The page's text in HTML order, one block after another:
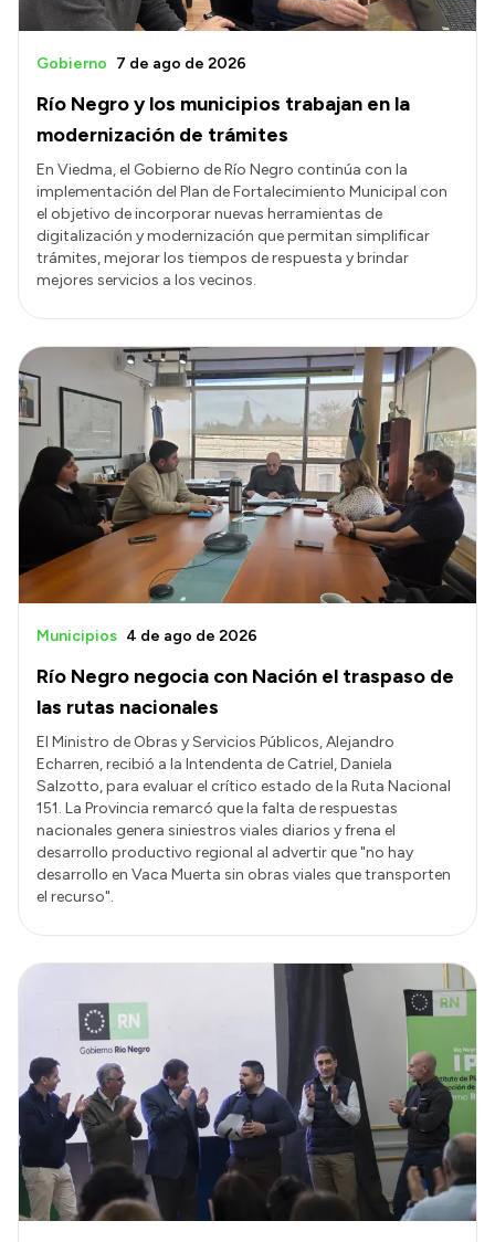
Compras y licitaciones
Consulta de expedientes
Convocatorias
Intranet
Login
Río Negro y los municipios trabajan en la
modernización de trámites
Gobierno 7 de ago de 2026
En Viedma, el Gobierno de Río Negro continúa con la
implementación del Plan de Fortalecimiento Municipal con
el objetivo de incorporar nuevas herramientas de
digitalización y modernización que permitan simplificar
trámites, mejorar los tiempos de respuesta y brindar
mejores servicios a los vecinos.
Río Negro negocia con Nación el traspaso de
las rutas nacionales
Municipios 4 de ago de 2026
El Ministro de Obras y Servicios Públicos, Alejandro
Echarren, recibió a la Intendenta de Catriel, Daniela
Salzotto, para evaluar el crítico estado de la Ruta Nacional
151. La Provincia remarcó que la falta de respuestas
nacionales genera siniestros viales diarios y frena el
desarrollo productivo regional al advertir que "no hay
desarrollo en Vaca Muerta sin obras viales que transporten
el recurso".